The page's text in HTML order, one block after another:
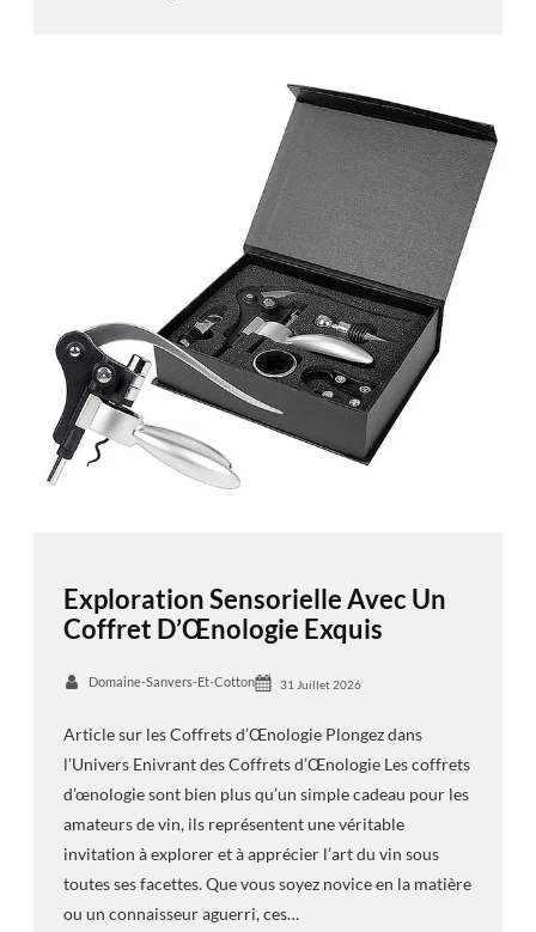
Exploration Sensorielle Avec Un
Coffret D’Œnologie Exquis
Domaine-Sanvers-Et-Cotton 31 Juillet 2026
Article sur les Coffrets d’Œnologie Plongez dans
l’Univers Enivrant des Coffrets d’Œnologie Les coffrets
d’œnologie sont bien plus qu’un simple cadeau pour les
amateurs de vin, ils représentent une véritable
invitation à explorer et à apprécier l’art du vin sous
toutes ses facettes. Que vous soyez novice en la matière
ou un connaisseur aguerri, ces…